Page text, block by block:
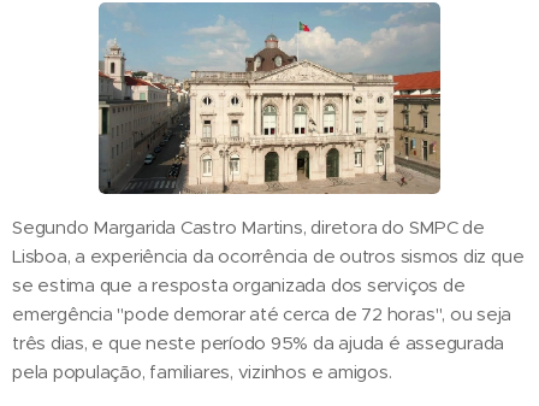
Segundo Margarida Castro Martins, diretora do SMPC de
Lisboa, a experiência da ocorrência de outros sismos diz que
se estima que a resposta organizada dos serviços de
emergência "pode demorar até cerca de 72 horas", ou seja
três dias, e que neste período 95% da ajuda é assegurada
pela população, familiares, vizinhos e amigos.